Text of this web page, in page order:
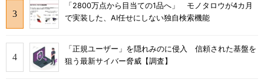
「2800万点から目当ての1品へ」 モノタロウが4カ月
で実装した、AI任せにしない独自検索機能
「正規ユーザー」を隠れみのに侵入 信頼された基盤を
狙う最新サイバー脅威【調査】